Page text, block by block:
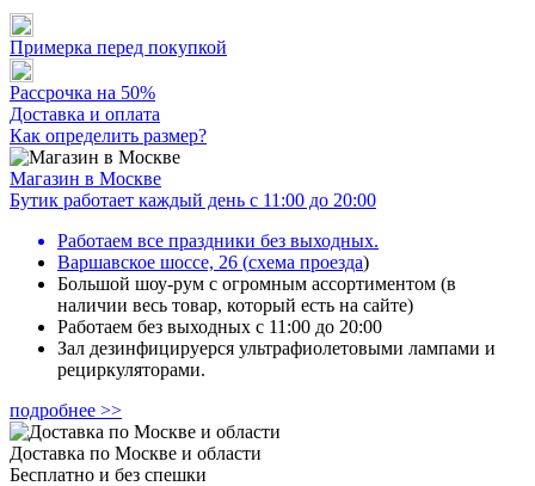
Примерка перед покупкой
Рассрочка на 50%
Доставка и оплата
Как определить размер?
Магазин в Москве
Бутик работает каждый день с 11:00 до 20:00
Работаем все праздники без выходных.
Варшавское шоссе, 26 (схема проезда)
Большой шоу-рум с огромным ассортиментом (в
наличии весь товар, который есть на сайте)
Работаем без выходных с 11:00 до 20:00
Зал дезинфицируерся ультрафиолетовыми лампами и
рециркуляторами.
подробнее >>
Доставка по Москве и области
Бесплатно и без спешки